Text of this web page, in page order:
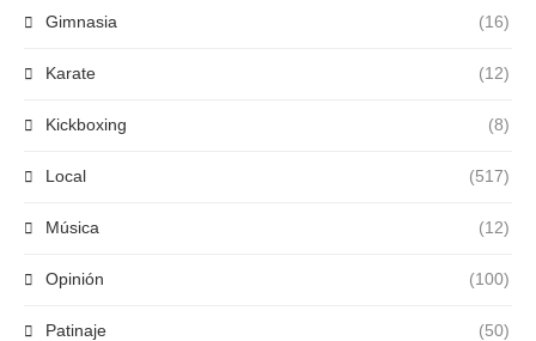
Gimnasia (16)
Karate (12)
Kickboxing (8)
Local (517)
Música (12)
Opinión (100)
Patinaje (50)